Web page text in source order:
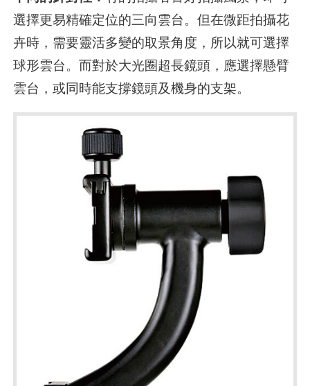
選擇更易精確定位的三向雲台。但在微距拍攝花
卉時，需要靈活多變的取景角度，所以就可選擇
球形雲台。而對於大光圈超長鏡頭，應選擇懸臂
雲台，或同時能支撐鏡頭及機身的支架。